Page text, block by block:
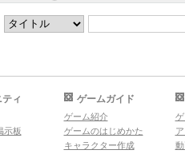
ィ
示板
ゲームガイド
ゲーム紹介
ゲームのはじめかた
キャラクター作成